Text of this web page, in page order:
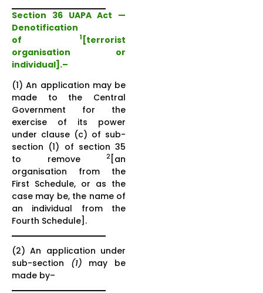
Section 36 UAPA Act —
Denotification
of
1 [terrorist
organisation or
individual].–
(1) An application may be
made to the Central
Government for the
exercise of its power
under clause (c) of sub-
section (1) of section 35
to remove
2 [an
organisation from the
First Schedule, or as the
case may be, the name of
an individual from the
Fourth Schedule].
(2) An application under
sub-section (1) may be
made by–